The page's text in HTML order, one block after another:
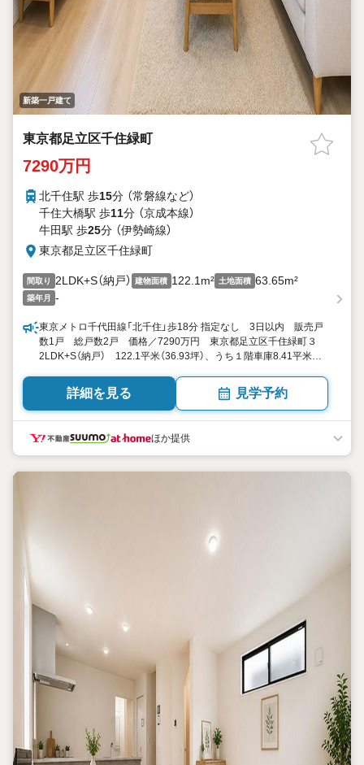
新築一戸建て
東京都足立区千住緑町
7290万円
北千住駅 歩15分 （常磐線など）
千住大橋駅 歩11分 （京成本線）
牛田駅 歩25分 （伊勢崎線）
東京都足立区千住緑町
間取り 2LDK+S（納戸） 建物面積 122.1m² 土地面積 63.65m²
築年月 -
東京メトロ千代田線「北千住」歩18分 指定なし 3日以内 販売戸
数1戸 総戸数2戸 価格／7290万円 東京都足立区千住緑町３
2LDK+S（納戸） 122.1平米（36.93坪）、うち１階車庫8.41平米
詳細を見る 見学予約
ほか提供